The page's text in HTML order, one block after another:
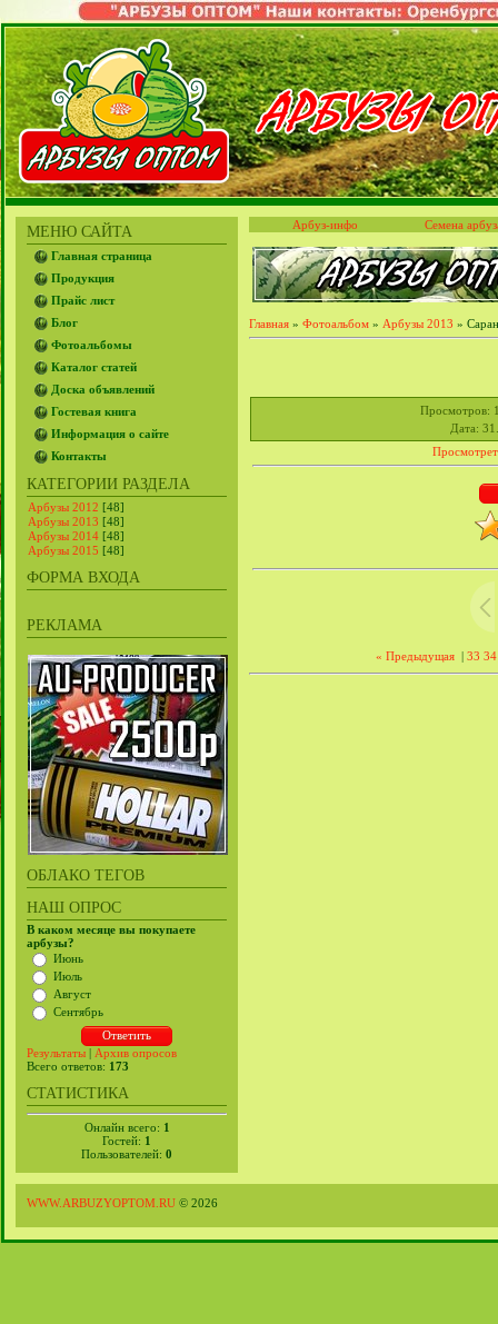
МЕНЮ САЙТА
Главная страница
Продукция
Прайс лист
Блог
Фотоальбомы
Каталог статей
Доска объявлений
Гостевая книга
Информация о сайте
Контакты
КАТЕГОРИИ РАЗДЕЛА
Арбузы 2012 [48]
Арбузы 2013 [48]
Арбузы 2014 [48]
Арбузы 2015 [48]
ФОРМА ВХОДА
РЕКЛАМА
ОБЛАКО ТЕГОВ
НАШ ОПРОС
В каком месяце вы покупаете
арбузы?
Июнь
Июль
Август
Сентябрь
Результаты | Архив опросов
Всего ответов: 173
СТАТИСТИКА
Онлайн всего: 1
Гостей: 1
Пользователей: 0
Арбуз-инфо Семена
Главная » Фотоальбом » Арбузы 2013 »
Просмотров:
Дата:
« Предыдущая | 33 34
WWW.ARBUZYOPTOM.RU © 2026